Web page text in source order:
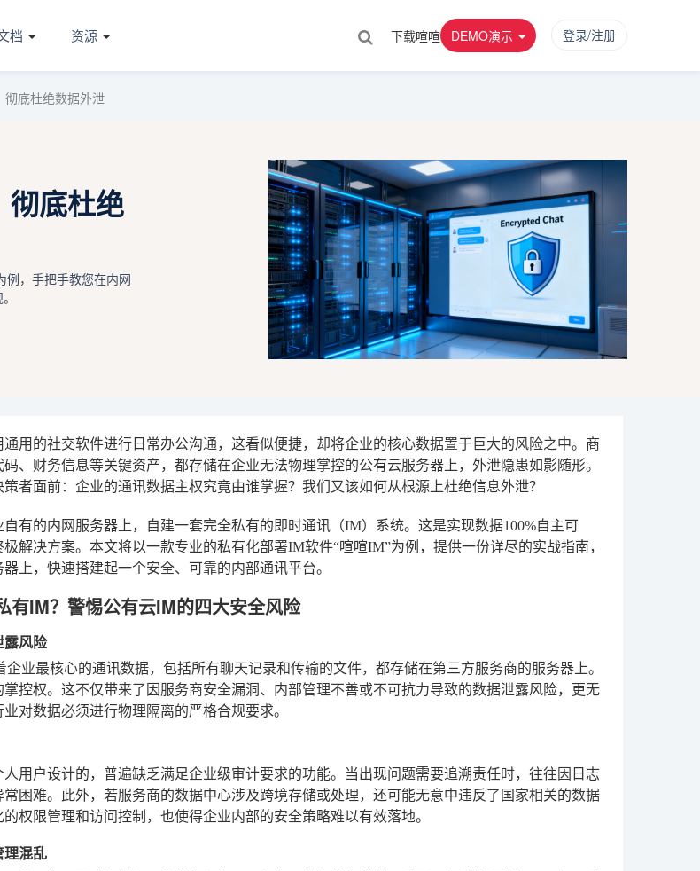
档 资源 下载喧喧 DEMO演示 登录/注册
彻底杜绝数据外泄
彻底杜绝
例，手把手教您在内网
用的社交软件进行日常办公沟通，这看似便捷，却将企业的核心数据置于巨大的风险之中。商
、财务信息等关键资产，都存储在企业无法物理掌控的公有云服务器上，外泄隐患如影随形。
者面前：企业的通讯数据主权究竟由谁掌握？我们又该如何从根源上杜绝信息外泄？
有的内网服务器上，自建一套完全私有的即时通讯（IM）系统。这是实现数据100%自主可
解决方案。本文将以一款专业的私有化部署IM软件“喧喧IM”为例，提供一份详尽的实战指南，
上，快速搭建起一个安全、可靠的内部通讯平台。
有IM？警惕公有云IM的四大安全风险
露风险
业最核心的通讯数据，包括所有聊天记录和传输的文件，都存储在第三方服务商的服务器上。
控权。这不仅带来了因服务商安全漏洞、内部管理不善或不可抗力导致的数据泄露风险，更无
对数据必须进行物理隔离的严格合规要求。
用户设计的，普遍缺乏满足企业级审计要求的功能。当出现问题需要追溯责任时，往往因日志
困难。此外，若服务商的数据中心涉及跨境存储或处理，还可能无意中违反了国家相关的数据
权限管理和访问控制，也使得企业内部的安全策略难以有效落地。
理混乱